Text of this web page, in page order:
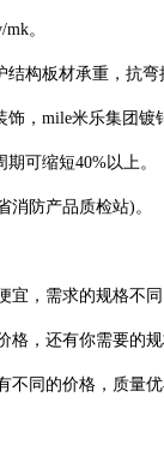
。
构板材承重，抗弯
，mile米乐集团镀
可缩短40%以上。
消防产品质检站)。
宜，需求的规格不
格，还有你需要的规
不同的价格，质量